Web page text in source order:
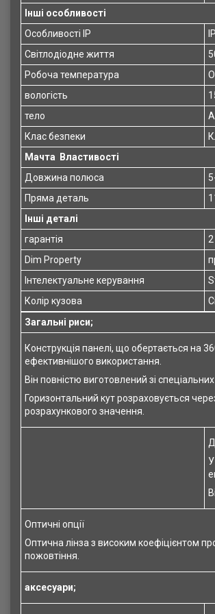
Інші особливості
Особливості IP
Світлодіодне життя
Робоча температура
вологість
тело
Клас безпеки
Мачта
Властивості
Довжина полюса
Пряма деталь
Інші деталі
гарантія
Dim Property
Інтелектуальне керування
Колір кузова
Загальні риси;
Конструкція панелі, що обертається на
ефективнішого використання.
Він повністю виготовлений зі
Горизонтальний кут розраховується
розрахункового значення.
Оптичні опції
Оптична лінза з високим коефіцієнтом
пожовтіння.
аксесуари;